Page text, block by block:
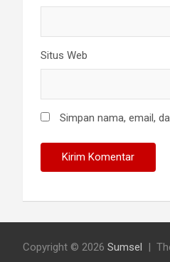
Situs Web
Simpan nama, email,
Copyright © 2026 Sumsel